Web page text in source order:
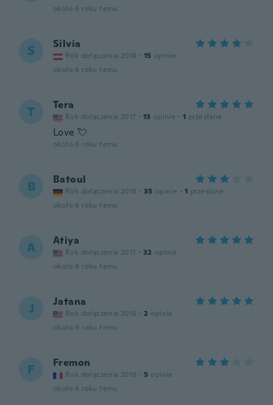
około 6 roku temu
S Silvia
Rok dołączenia 2018 · 15 opinie
około 6 roku temu
T Tera
Rok dołączenia 2017 · 13 opinie · 1 przesłane
Love 💘
około 6 roku temu
B Batoul
Rok dołączenia 2018 · 35 opinie · 1 przesłane
około 6 roku temu
A Atiya
Rok dołączenia 2017 · 32 opinie
około 6 roku temu
J Jatana
Rok dołączenia 2016 · 2 opinie
około 6 roku temu
F Fremon
Rok dołączenia 2019 · 5 opinie
około 6 roku temu